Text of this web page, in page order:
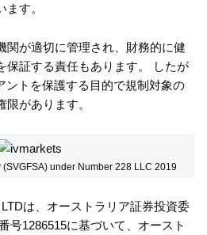
す。
関が適切に管理され、財務的に健
保証する責任もあります。 したが
ントを保護する目的で規制対象の
があります。
under Number 228 LLC 2019
は、オーストラリア証券投資委
号1286515に基づいて、オースト